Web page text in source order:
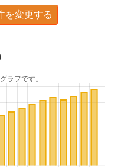
を変更する
ラフです。